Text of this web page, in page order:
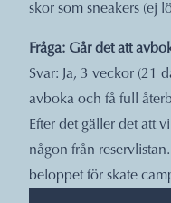
skor som sneakers (ej
Fråga: Går det att
Svar: Ja, 3 veckor (21
avboka och få full
Efter det gäller det att
någon från
beloppet för skate